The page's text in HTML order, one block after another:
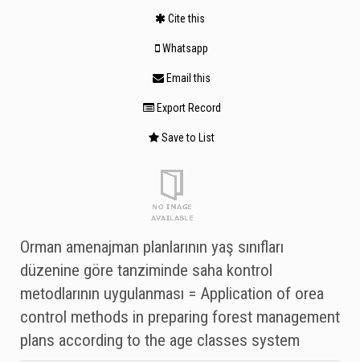
Cite this
Whatsapp
Email this
Export Record
Save to List
Orman amenajman planlarının yaş sınıfları
düzenine göre tanziminde saha kontrol
metodlarının uygulanması = Application of orea
control methods in preparing forest management
plans according to the age classes system